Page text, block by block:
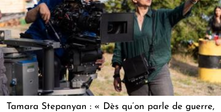
Tamara Stepanyan : « Dès qu’on parle de guerre,